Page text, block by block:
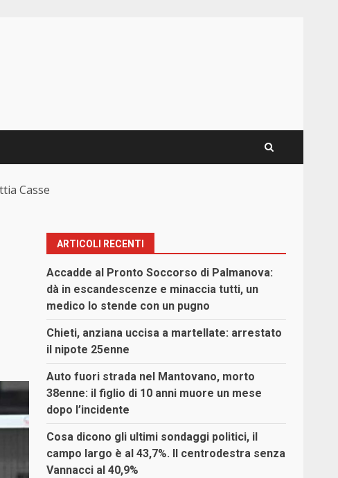
Casse
ARTICOLI RECENTI
Accadde al Pronto Soccorso di Palmanova:
dà in escandescenze e minaccia tutti, un
medico lo stende con un pugno
Chieti, anziana uccisa a martellate: arrestato
il nipote 25enne
Auto fuori strada nel Mantovano, morto
38enne: il figlio di 10 anni muore un mese
dopo l’incidente
Cosa dicono gli ultimi sondaggi politici, il
campo largo è al 43,7%. Il centrodestra senza
Vannacci al 40,9%